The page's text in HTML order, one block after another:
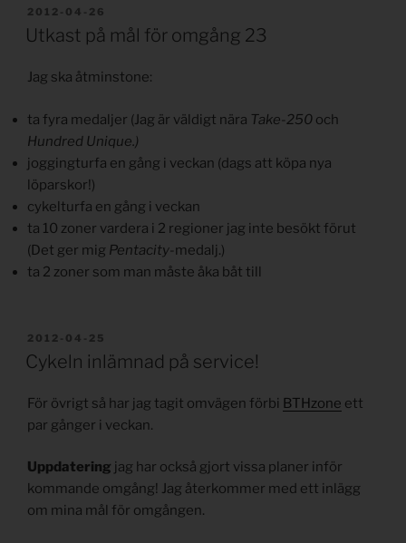
PUBLICERAT
2012-04-26
Utkast på mål för omgång 23
Jag ska åtminstone:
ta fyra medaljer (Jag är väldigt nära Take-250 och
Hundred Unique.)
joggingturfa en gång i veckan (dags att köpa nya
löparskor!)
cykelturfa en gång i veckan
ta 10 zoner vardera i 2 regioner jag inte besökt förut
(Det ger mig Pentacity -medalj.)
ta 2 zoner som man måste åka båt till
PUBLICERAT
2012-04-25
Cykeln inlämnad på service!
För övrigt så har jag tagit omvägen förbi BTHzone ett
par gånger i veckan.
Uppdatering jag har också gjort vissa planer inför
kommande omgång! Jag återkommer med ett inlägg
om mina mål för omgången.